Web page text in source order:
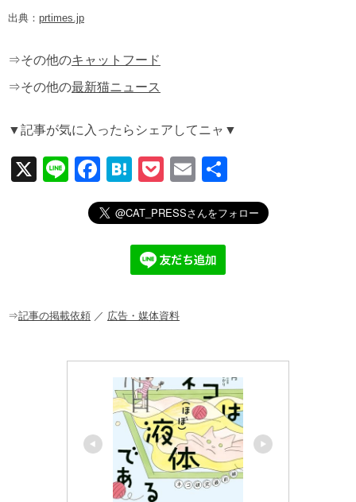
出典： prtimes.jp
⇒その他のキャットフード
⇒その他の最新猫ニュース
▼記事が気に入ったらシェアしてニャ▼
X
Li
F
a
c
o
H
at
e
n
a
P
o
ck
et
E
m
ail
有
⇒記事の掲載依頼 ／ 広告・媒体資料